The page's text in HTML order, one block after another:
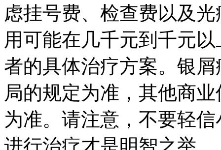
虑挂号费、检查费以及
用可能在几千元到千元
者的具体治疗方案。银
局的规定为准，其他商
为准。请注意，不要轻
进行治疗才是明智之举。